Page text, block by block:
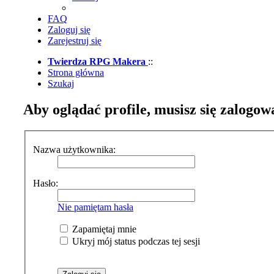
FAQ
Zaloguj się
Zarejestruj się
Twierdza RPG Makera ::
Strona główna
Szukaj
Aby oglądać profile, musisz się
Nazwa użytkownika:
Hasło:
Nie pamiętam hasła
Zapamiętaj mnie
Ukryj mój status podczas tej sesji